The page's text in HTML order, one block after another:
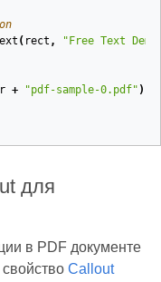
( rect , "Free Text
+ "pdf-sample-0.pdf" );
для
в PDF документе
Callout